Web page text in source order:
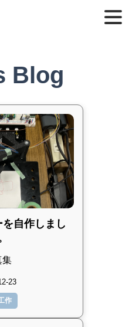
Blog
自作しまし
集
23
作